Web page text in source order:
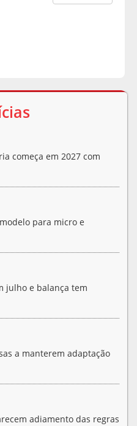
começa em 2027 com
para micro e
julho e balança tem
a manterem adaptação
adiamento das regras